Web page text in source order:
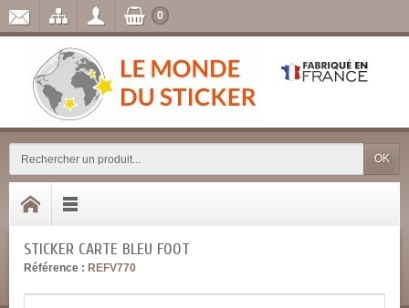
OK
0
STICKER CARTE BLEU FOOT
Référence : REFV770